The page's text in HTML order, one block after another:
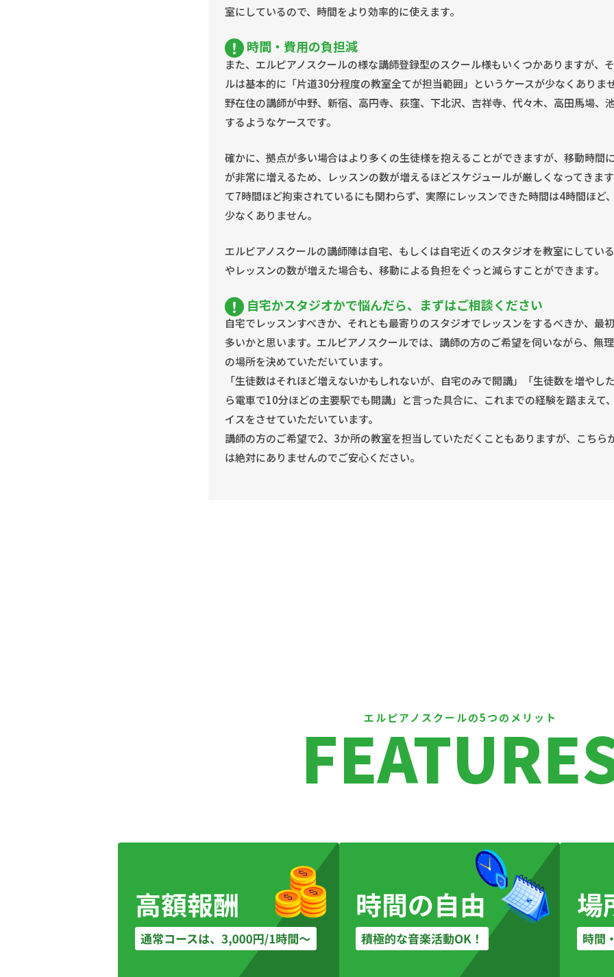
室にしているので、時間をより効率的に使えます。
時間・費用の負担減
また、エルピアノスクールの様な講師登録型のスクール様もいくつかありますが、
ルは基本的に「片道30分程度の教室全てが担当範囲」というケースが少なくありま
野在住の講師が中野、新宿、高円寺、荻窪、下北沢、吉祥寺、代々木、高田馬場、
するようなケースです。
確かに、拠点が多い場合はより多くの生徒様を抱えることができますが、移動時間
が非常に増えるため、レッスンの数が増えるほどスケジュールが厳しくなってきま
て7時間ほど拘束されているにも関わらず、実際にレッスンできた時間は4時間ほど
少なくありません。
エルピアノスクールの講師陣は自宅、もしくは自宅近くのスタジオを教室にしてい
やレッスンの数が増えた場合も、移動による負担をぐっと減らすことができます。
自宅かスタジオかで悩んだら、まずはご相談ください
自宅でレッスンすべきか、それとも最寄りのスタジオでレッスンをするべきか、最
多いかと思います。エルピアノスクールでは、講師の方のご希望を伺いながら、無
の場所を決めていただいています。
「生徒数はそれほど増えないかもしれないが、自宅のみで開講」「生徒数を増やし
ら電車で10分ほどの主要駅でも開講」と言った具合に、これまでの経験を踏まえて
イスをさせていただいています。
講師の方のご希望で2、3か所の教室を担当していただくこともありますが、こちら
は絶対にありませんのでご安心ください。
エルピアノスクールの5つのメリット